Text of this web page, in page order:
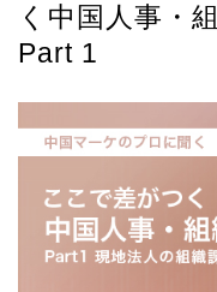
く中国人事・
Part 1